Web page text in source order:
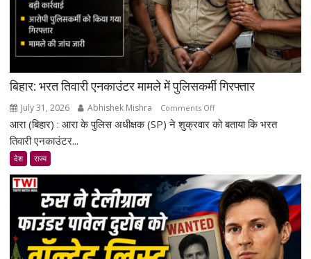
बिहार: भरत तिवारी एनकाउंटर मामले में पुलिसकर्मी गिरफ्तार
July 31, 2026 Abhishek Mishra Comments Offon
बिहार:
मामले
में
पुलिसकर्मी
गिरफ्तार
आरा (बिहार) : आरा के पुलिस अधीक्षक (SP) ने शुक्रवार को बताया कि भरत
तिवारी एनकाउंटर...
देश राज्य